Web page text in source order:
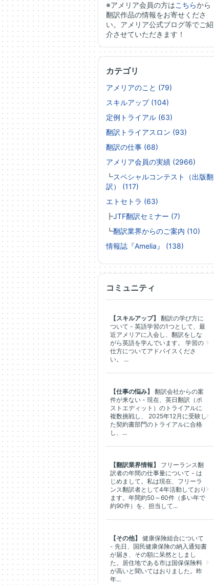
※アメリア会員の方はこちらから
翻訳作品の情報をお寄せくださ
い。アメリア公式ブログ等でご紹
介させていただきます！
カテゴリ
アメリアのこと (79)
スキルアップ (104)
定例トライアル (63)
翻訳トライアスロン (93)
翻訳の仕事 (68)
アメリア会員の実績 (2966)
┗スペシャルコンテスト（出版翻
訳） (117)
エトセトラ (63)
┣JTF翻訳セミナー (7)
┗翻訳業界からのご案内 (10)
情報誌『Amelia』 (138)
コミュニティ
【スキルアップ】
翻訳の学び方に
ついて - 英語学習の1つとして、最
近アメリアに入会し、翻訳をしな
がら英語を学んでいます。 学習の
仕方についてアドバイスくださ
い。 ...
【仕事の悩み】
翻訳会社からの案
件が来ない - 現在、英日翻訳（ポ
ストエディット）のトライアルに
複数挑戦し、 2025年12月に受験し
た契約書部門のトライアルに合格
し、...
【翻訳業界情報】
フリーランス翻
訳者の年間の仕事量について - は
じめまして。私は現在、フリーラ
ンス翻訳者として4年活動しており
ます。年間約50～60件（多い年で
約90件）を、担当して...
【その他】
健康保険組合について
- 先日、国民健康保険の納入通知書
が届き、その額に呆然としまし
た。居住地である市は国保保険料
が高いと聞いてはおりました。昨
年...